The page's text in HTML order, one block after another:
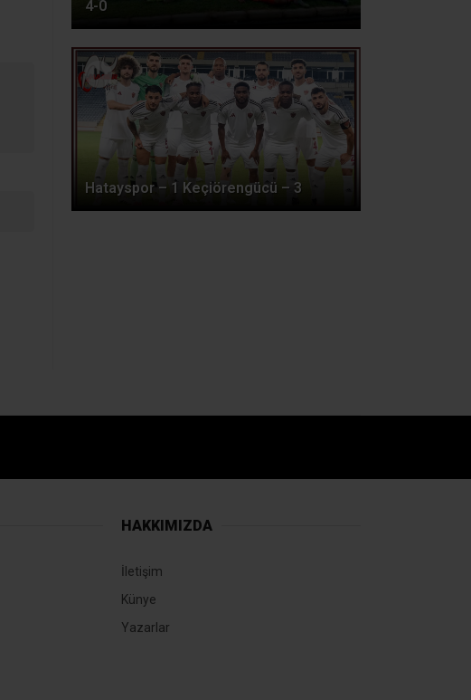
4-0
Hatayspor – 1 Keçiörengücü – 3
HAKKIMIZDA
İletişim
Künye
Yazarlar